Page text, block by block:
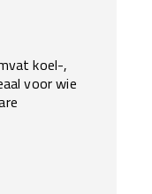
koel-,
voor wie